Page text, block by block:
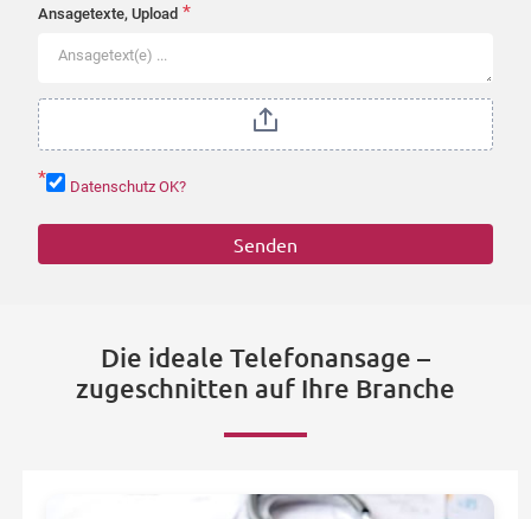
Ansagetexte, Upload *
* Datenschutz OK?
Senden
Die ideale Telefonansage –
zugeschnitten auf Ihre Branche